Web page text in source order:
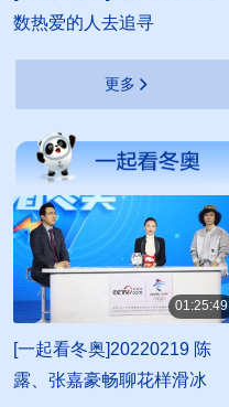
数热爱的人去追寻
更多
01:25:49
[一起看冬奥]20220219 陈
露、张嘉豪畅聊花样滑冰